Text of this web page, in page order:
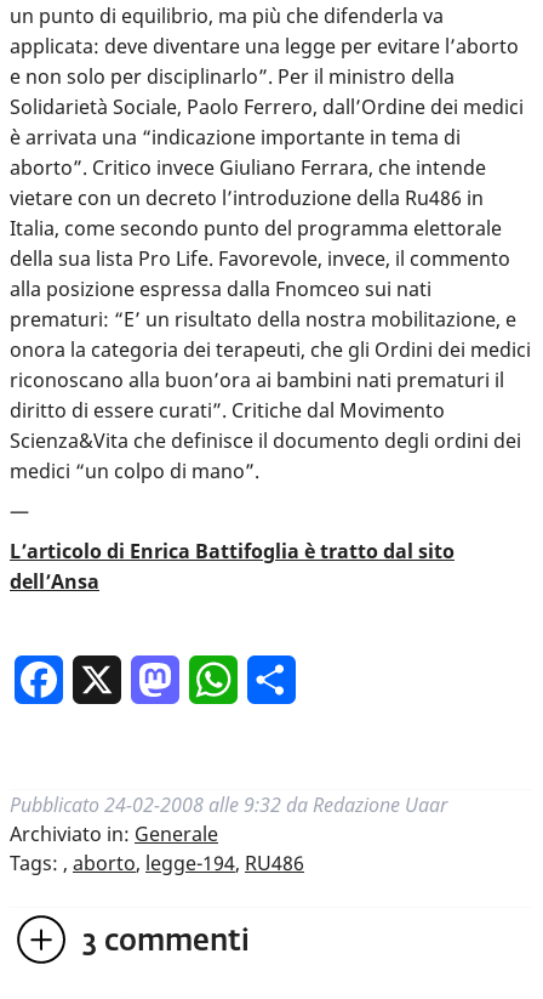
un punto di equilibrio, ma più che difenderla va
applicata: deve diventare una legge per evitare l’aborto
e non solo per disciplinarlo”. Per il ministro della
Solidarietà Sociale, Paolo Ferrero, dall’Ordine dei medici
è arrivata una “indicazione importante in tema di
aborto”. Critico invece Giuliano Ferrara, che intende
vietare con un decreto l’introduzione della Ru486 in
Italia, come secondo punto del programma elettorale
della sua lista Pro Life. Favorevole, invece, il commento
alla posizione espressa dalla Fnomceo sui nati
prematuri: “E’ un risultato della nostra mobilitazione, e
onora la categoria dei terapeuti, che gli Ordini dei medici
riconoscano alla buon’ora ai bambini nati prematuri il
diritto di essere curati”. Critiche dal Movimento
Scienza&Vita che definisce il documento degli ordini dei
medici “un colpo di mano”.
—
L’articolo di Enrica Battifoglia è tratto dal sito
dell’Ansa
Facebook MastodonWhatsApp
Pubblicato 24-02-2008 alle 9:32 da Redazione Uaar
Archiviato in: Generale
Tags: , aborto, legge-194, RU486
3 commenti